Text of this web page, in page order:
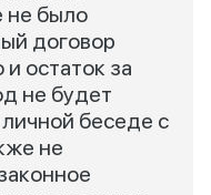
не было
договор
остаток за
не будет
беседе с
не